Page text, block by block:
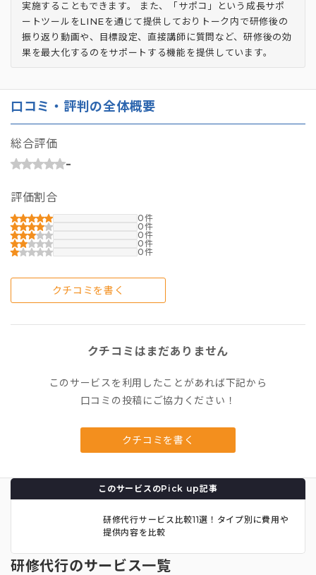
実施することもできます。 また、「サポコ」という成長サポ
ートツールをLINEを通じて提供しておりトーク内で研修後の
振り返り動画や、目標設定、直接講師に質問など、研修後の効
果を最大化するのをサポートする機能を提供しています。
口コミ・評判の全体概要
総合評価
-
評価割合
0
0
0
0
0
クチコミを書く
クチコミはまだありません
このサービスを利用したことがあれば下記から
口コミの投稿にご協力ください！
クチコミを書く
このサービスのPick up記事
研修代行サービス比較11選！タイプ別に費用や
提供内容を比較
研修代行のサービス一覧